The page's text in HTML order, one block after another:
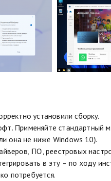
установили сборку.
Применяйте стандартный
она не ниже Windows 10).
ПО, реестровых
в эту – по ходу
потребуется.